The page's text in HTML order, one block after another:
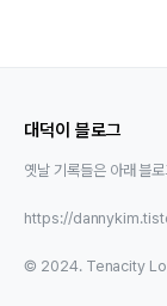
대덕이 블로그
옛날 기록들은 아래 블
https://
© 2024. Tenacity